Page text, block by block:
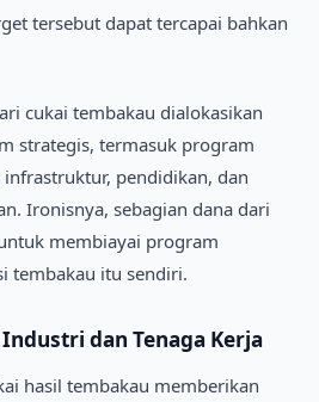
tersebut dapat tercapai bahkan
cukai tembakau dialokasikan
strategis, termasuk program
infrastruktur, pendidikan, dan
Ironisnya, sebagian dana dari
membiayai program
tembakau itu sendiri.
dan Tenaga Kerja
hasil tembakau memberikan